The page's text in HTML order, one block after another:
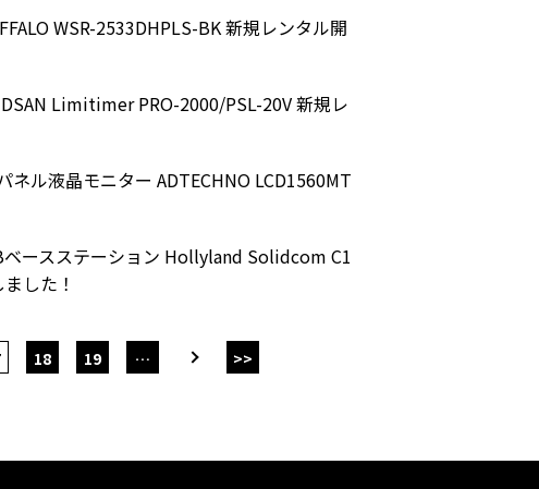
WSR-2533DHPLS-BK 新規レンタル開
Limitimer PRO-2000/PSL-20V 新規レ
ネル液晶モニター ADTECHNO LCD1560MT
ベースステーション Hollyland Solidcom C1
した！
18 19 … >>